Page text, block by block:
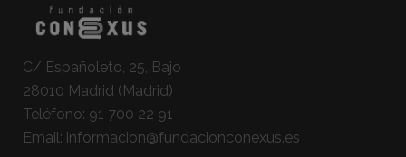
C/ Españoleto, 25, Bajo
28010 Madrid (Madrid)
Teléfono: 91 700 22 91
Email: informacion@fundacionconexus.es